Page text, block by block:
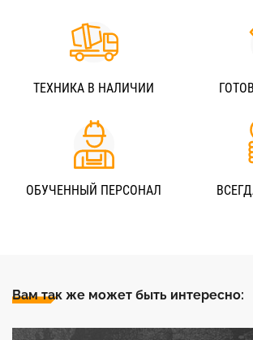
ТЕХНИКА В НАЛИЧИИ
ОБУЧЕННЫЙ ПЕРСОНАЛ
Вам так же может быть интересно: